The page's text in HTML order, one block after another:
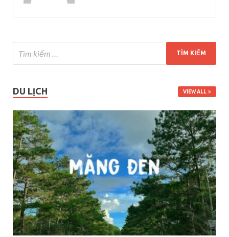
DU LỊCH VIEW ALL